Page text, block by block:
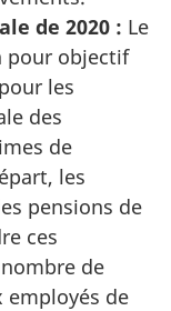
de 2020 : Le
pour objectif
les
des
de
les
pensions de
ces
de
de